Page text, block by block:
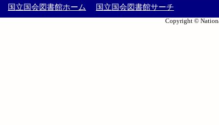
国立国会図書館ホーム 国立国会図書館サーチ
Copyright ©